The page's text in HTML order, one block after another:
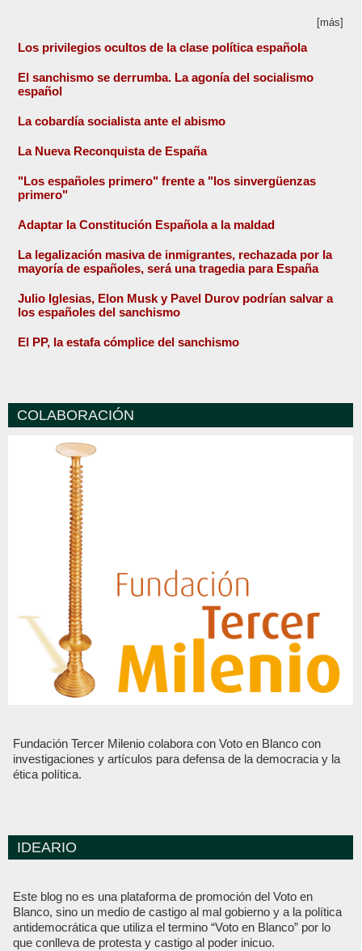
[más]
Los privilegios ocultos de la clase política española
El sanchismo se derrumba. La agonía del socialismo
español
La cobardía socialista ante el abismo
La Nueva Reconquista de España
"Los españoles primero" frente a "los sinvergüenzas
primero"
Adaptar la Constitución Española a la maldad
La legalización masiva de inmigrantes, rechazada por la
mayoría de españoles, será una tragedia para España
Julio Iglesias, Elon Musk y Pavel Durov podrían salvar a
los españoles del sanchismo
El PP, la estafa cómplice del sanchismo
COLABORACIÓN
Fundación Tercer Milenio colabora con Voto en Blanco con
investigaciones y artículos para defensa de la democracia y la
ética política.
IDEARIO
Este blog no es una plataforma de promoción del Voto en
Blanco, sino un medio de castigo al mal gobierno y a la política
antidemocrática que utiliza el termino “Voto en Blanco” por lo
que conlleva de protesta y castigo al poder inicuo.